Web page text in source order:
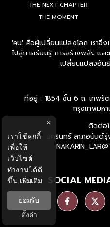
PEOPLE PLAY
THE NEXT CHAPTER
'คน' คือผู้เปลี่ยนแปลงโลก เราจึ
ไปสู่การเรียนรู้ การสร้างพลัง แล
ที่อยู่ : 1854 ชั้น 6 ถ. เทพรั
กรุงเทพมห
ติดต่อ
นครินทร์ ลาภอนันด์รุ่
SOCIAL
×
เราใช้คุกกี้
เพื่อให้
เว็บไซต์
ทำงานได้ดี
ขึ้น เพิ่มเติม
ยอมรับ
ตั้งค่า